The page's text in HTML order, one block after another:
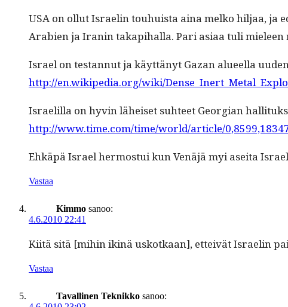
USA on ollut Israelin touhuista aina melko hil­jaa, ja
Ara­bi­en ja Iranin takapi­hal­la. Pari asi­aa tuli
Israel on tes­tannut ja käyt­tänyt Gazan alueel­la
http://en.wikipedia.org/wiki/
Israelil­la on hyvin läheiset suh­teet Geor­gian
http://www.time.com/time/world/article/
Ehkäpä Israel her­mos­tui kun Venäjä myi asei­ta
Vastaa
Kimmo sanoo:
4.6.2010 22:41
Kiitä sitä [mihin ikinä uskotkaan], etteivät Israelin
Vastaa
Tavallinen Teknikko sanoo: